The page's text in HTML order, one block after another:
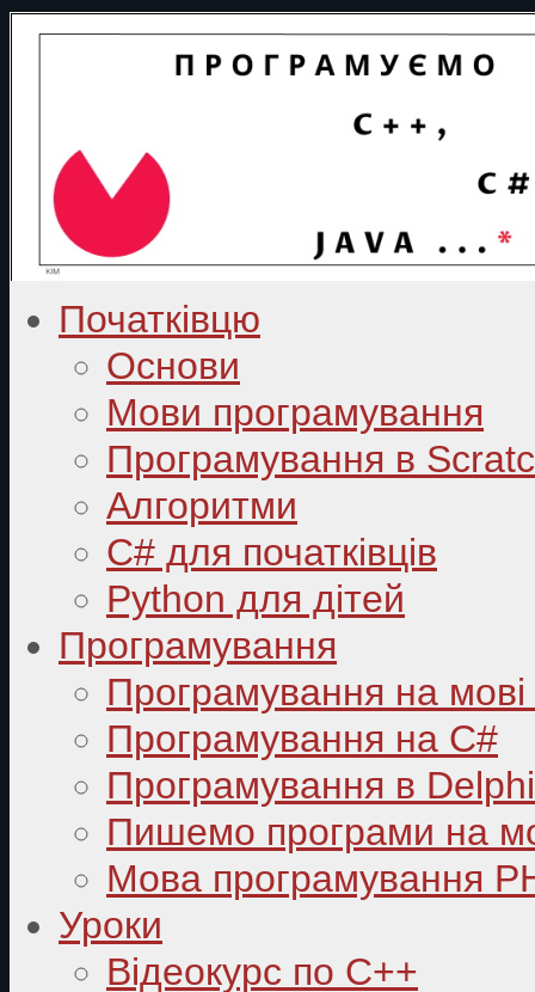
Початківцю
Основи
Мови програмування
Програмування в
Алгоритми
C# для початківців
Python для дітей
Програмування
Програмування на
Програмування на C#
Програмування в Delphi
Пишемо програми на
Мова програмування
Уроки
Відеокурс по С++